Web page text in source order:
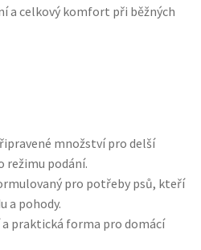
a celkový komfort při běžných
množství pro delší
režimu podání.
pro potřeby psů, kteří
a pohody.
praktická forma pro domácí